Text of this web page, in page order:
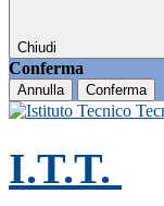
Chiudi
Conferma
Annulla Conferma
I.T.T.